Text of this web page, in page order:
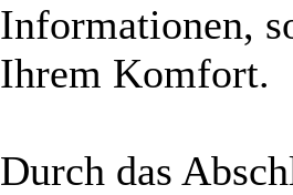
Informationen,
Ihrem Komfort.
Durch das